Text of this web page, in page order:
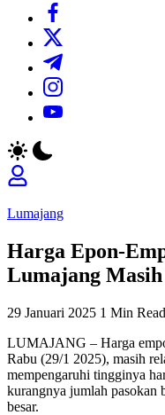
https://
https://twitter.com/
https://t.me/
https://
https://youtube.com/
Lumajang
Harga Epon-
Lumajang
29 Januari 2025 1 Min Read
LUMAJANG – Harga
Rabu (29/1 2025), masih
mempengaruhi tingginya
kurangnya jumlah pasokan
besar.